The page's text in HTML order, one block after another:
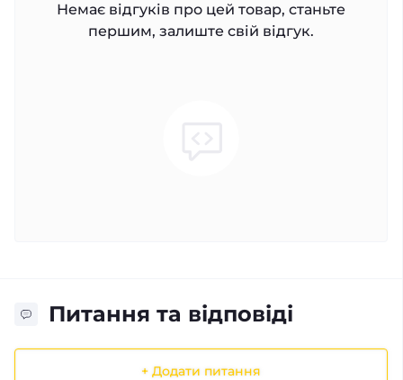
Немає відгуків про цей товар, станьте
першим, залиште свій відгук.
Питання та відповіді
+ Додати питання